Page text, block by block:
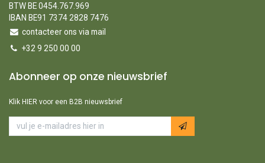
BTW BE 0454.767.969
IBAN BE91 7374 2828 7476
contacteer ons via mail
+32 9 250 00 00
Abonneer op onze nieuwsbrief
Klik HIER voor een B2B nieuwsbrief